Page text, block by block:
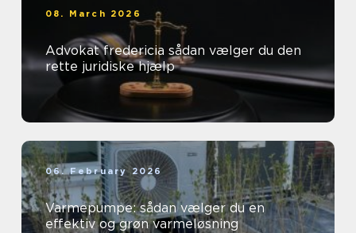
08. March 2026
Advokat fredericia sådan vælger du den
rette juridiske hjælp
06. February 2026
Varmepumpe: sådan vælger du en
effektiv og grøn varmeløsning